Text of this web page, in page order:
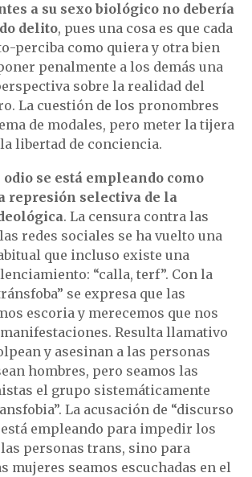
a su sexo biológico no debería
delito, pues una cosa es que cada
perciba como quiera y otra bien
penalmente a los demás una
sobre la realidad del
La cuestión de los pronombres
de modales, pero meter la tijera
libertad de conciencia.
se está empleando como
represión selectiva de la
. La censura contra las
redes sociales se ha vuelto una
que incluso existe una
“calla, terf”. Con la
se expresa que las
escoria y merecemos que nos
Resulta llamativo
y asesinan a las personas
hombres, pero seamos las
el grupo sistemáticamente
La acusación de “discurso
está empleando para impedir los
personas trans, sino para
mujeres seamos escuchadas en el